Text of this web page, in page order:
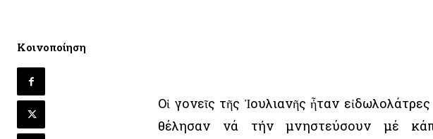
Κοινοποίηση
Οἱ γονεῖς τῆς Ἰουλιανῆς ἦταν
θέλησαν νά τήν μνηστεύσουν μέ